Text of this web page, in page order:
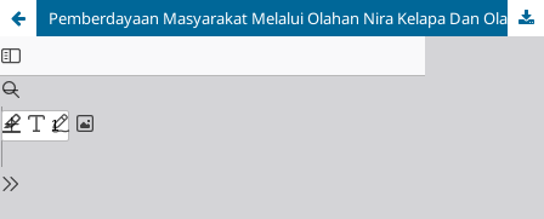
Pemberdayaan Masyarakat Melalui Olahan Nira Kelapa Dan Olahan Ikan Di Daerah Terdampak Bencana Air Pasang